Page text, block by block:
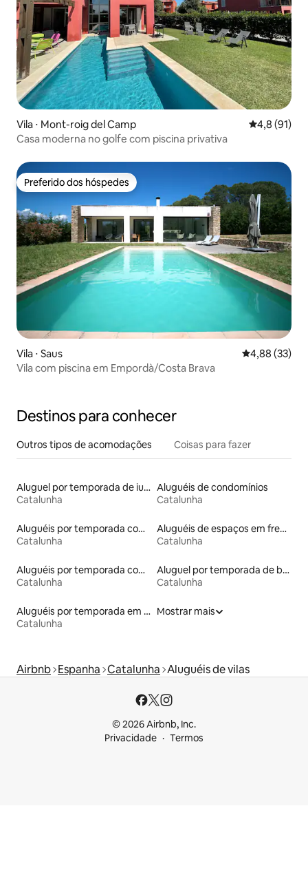
Vila ⋅ Mont-roig del Camp 4,8 de uma
4,8 (91)
Casa moderna no golfe com piscina privativa
Preferido dos hóspedes
Preferido dos hóspedes
Vila ⋅ Saus 4,88 de uma
4,88 (33)
Vila com piscina em Empordà/Costa Brava
Destinos para conhecer
Outros tipos de acomodações Coisas para fazer
Aluguel por temporada de iurtas
Catalunha
Aluguéis de condomínios
Catalunha
Aluguéis por temporada com café da manhã
Catalunha
Aluguéis de espaços em frente à praia
Catalunha
Aluguéis por temporada com banheira de hidromassagem
Catalunha
Aluguel por temporada de barcos
Catalunha
Aluguéis por temporada em hotéis-fazenda
Catalunha
Mostrar mais
Airbnb Espanha Catalunha Aluguéis de vilas
© 2026 Airbnb, Inc.
Privacidade
Termos